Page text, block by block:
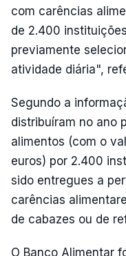
com carências
de 2.400
previamente
atividade diária",
Segundo a
distribuíram no ano
alimentos (com o
euros) por 2.400
sido entregues a
carências
de cabazes ou de
O Banco Alimentar